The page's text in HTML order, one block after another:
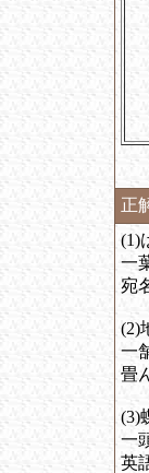
正
(1)
一
宛
(2)
一
畳
(3)
一
英